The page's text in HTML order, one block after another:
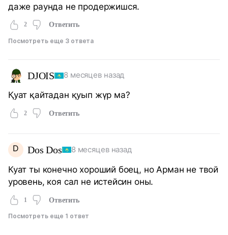
даже раунда не продержишся.
2 Ответить
Посмотреть еще 3 ответа
DJOIS 8 месяцев назад
Қуат қайтадан қуып жүр ма?
2 Ответить
D Dos Dos 8 месяцев назад
Куат ты конечно хороший боец, но Арман не твой
уровень, коя сал не истейсин оны.
1 Ответить
Посмотреть еще 1 ответ